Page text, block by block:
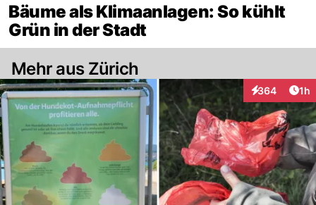
Bäume als Klimaanlagen: So kühlt
Grün in der Stadt
Mehr aus Zürich
364
Interaktionen
1h